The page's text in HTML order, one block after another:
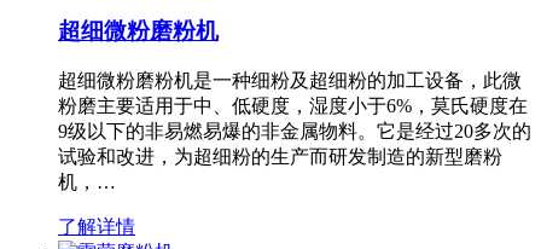
超细微粉磨粉机
超细微粉磨粉机是一种细粉及超细粉的加工设备，此微
粉磨主要适用于中、低硬度，湿度小于6%，莫氏硬度在
9级以下的非易燃易爆的非金属物料。它是经过20多次的
试验和改进，为超细粉的生产而研发制造的新型磨粉
机，…
了解详情